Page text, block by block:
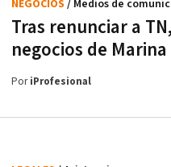
Tras renunciar a
negocios de
NEGOCIOS / Medios de
PoriProfesional